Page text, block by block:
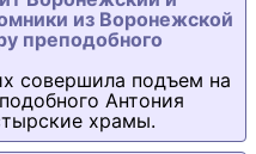
из Воронежской
преподобного
совершила подъем на
Антония
храмы.